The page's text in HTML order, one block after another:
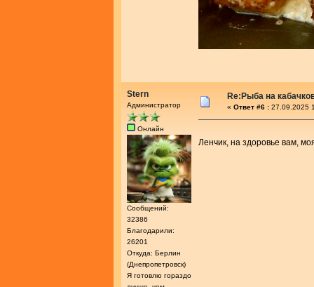
Stern
Администратор
Онлайн
Сообщений:
32386
Благодарили:
26201
Откуда: Берлин
(Днепропетровск)
Я готовлю гораздо
Re:Рыба на
« Ответ #6 : 27.09.2025
Ленчик, на здоровье вам,